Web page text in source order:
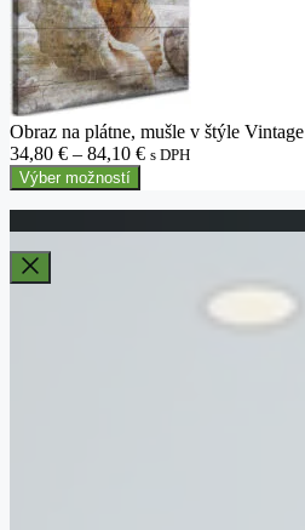
Obraz na plátne, mušle v štýle Vintage
34,80 € – 84,10 €Price
s DPH
Výber možností
Close